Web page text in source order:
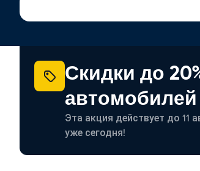
Скидки до
Эта акция действует до 11
уже сегодня!